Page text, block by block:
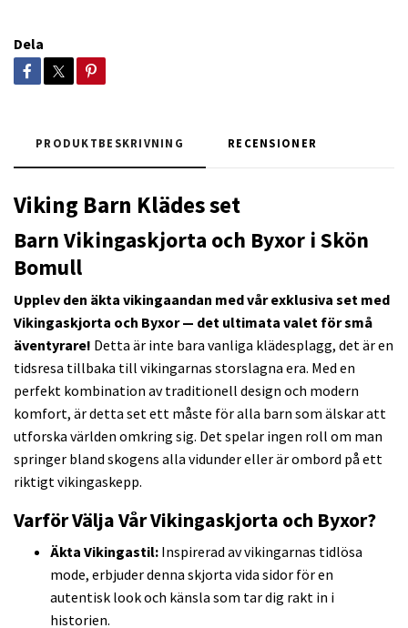
Dela
PRODUKTBESKRIVNING RECENSIONER
Viking Barn Klädes set
Barn Vikingaskjorta och Byxor i Skön
Bomull
Upplev den äkta vikingaandan med vår exklusiva set med
Vikingaskjorta och Byxor — det ultimata valet för små
äventyrare! Detta är inte bara vanliga klädesplagg, det är en
tidsresa tillbaka till vikingarnas storslagna era. Med en
perfekt kombination av traditionell design och modern
komfort, är detta set ett måste för alla barn som älskar att
utforska världen omkring sig. Det spelar ingen roll om man
springer bland skogens alla vidunder eller är ombord på ett
riktigt vikingaskepp.
Varför Välja Vår Vikingaskjorta och Byxor?
Äkta Vikingastil: Inspirerad av vikingarnas tidlösa
mode, erbjuder denna skjorta vida sidor för en
autentisk look och känsla som tar dig rakt in i
historien.